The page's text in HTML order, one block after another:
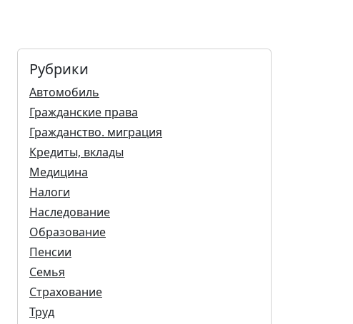
Рубрики
Автомобиль
Гражданские права
Гражданство. миграция
Кредиты, вклады
Медицина
Налоги
Наследование
Образование
Пенсии
Семья
Страхование
Труд